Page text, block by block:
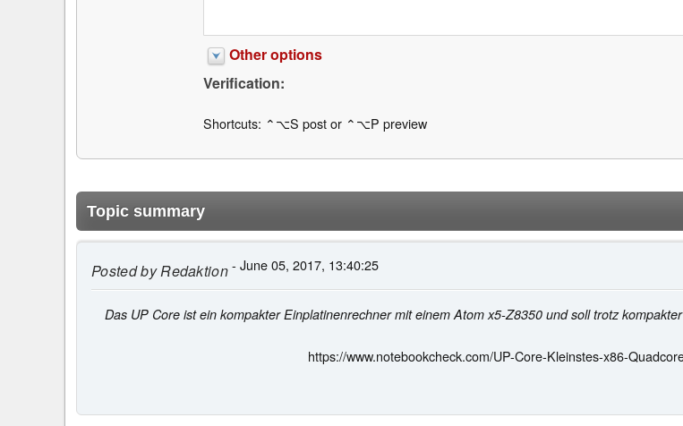
Other options
Verification:
Shortcuts: ⌃⌥S post or ⌃⌥P preview
Topic summary
Posted byRedaktion- June 05, 2017, 13:40:25
Das UP Core ist ein kompakter Einplatinenrechner mit einem Atom x5-Z8350 und soll trotz
https://www.notebookcheck.com/UP-Core-Kleinstes-x86-